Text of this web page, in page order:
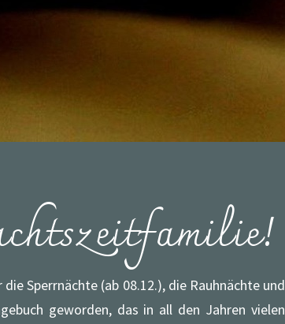
Sperrnächte (ab 08.12.), die Rauhnächte und
geworden, das in all den Jahren vielen